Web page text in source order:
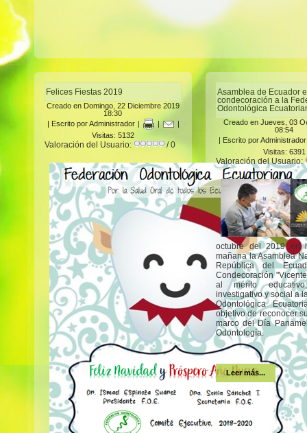
Felices Fiestas 2019
Creado en Domingo, 22 Diciembre 2019
18:30
| Escrito por Administrador | |
|
Visitas: 5132
Valoración del Usuario: / 0
Asamblea de Ecuador
condecoración a la
Odontológica
Creado en Jueves, 03
08:54
| Escrito por Administrador
Visitas: 6391
Valoración del Usuario:
octubre del 2019 en
mañana la Asamblea
República del
Condecoración
al mérito
investigativo y social a
Odontológica
objetivo de reconocer
marco del Día
Odontología.
Leer más...